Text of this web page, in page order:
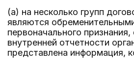
(a) на несколько групп
являются
первоначального признания,
внутренней отчетности
представлена информация,